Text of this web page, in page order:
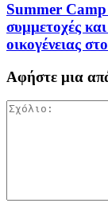
Summer
συμμετοχές
οικογένειας
Αφήστε μια